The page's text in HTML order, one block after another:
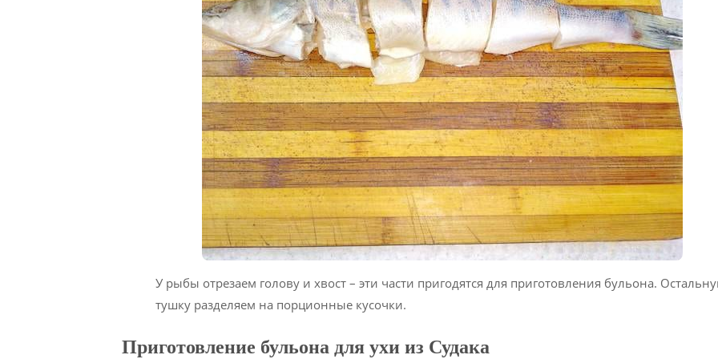
У рыбы отрезаем голову и хвост – эти части пригодятся для приготовления бульона.
тушку разделяем на порционные кусочки.
Приготовление бульона для ухи из Судака